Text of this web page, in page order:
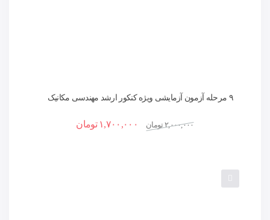
۹ مرحله آزمون آزمایشی ویژه کنکور ارشد مهندسی مکانیک
۲,۰۰۰,۰۰۰تومان ۱,۷۰۰,۰۰۰ تومان